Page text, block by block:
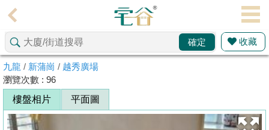
理
主
頁
搵
樓/
成
確定 收藏
九龍 / 新蒲崗 / 越秀廣場
瀏覽次數 : 96
樓盤相片
平面圖